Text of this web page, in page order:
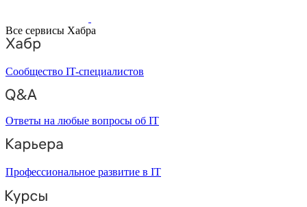
Все сервисы Хабра
Сообщество IT-специалистов
Ответы на любые вопросы об IT
Профессиональное развитие в IT